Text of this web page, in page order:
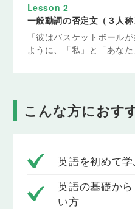
Lesson 2
一般動詞の否定文（３人称
「彼はバスケットボール
ように、「私」と「あな
一般動詞の疑問文（３人
「彼女はそれを知っていま
Lesson 4
whatを使った疑問文（現
「これは何ですか」「好
こんな方におす
英語を初めて
英語の基礎か
い方